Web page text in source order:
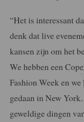
“Het is interessant
denk dat live
kansen zijn om het
We hebben een
Fashion Week en we
gedaan in New
geweldige dingen